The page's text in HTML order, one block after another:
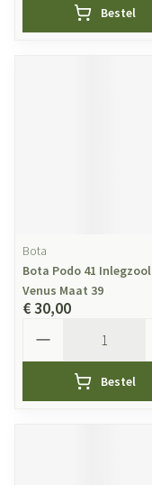
Bestel
Bota
Bota Podo 41 Inlegzool
Venus Maat 39
€ 30,00
Bestel